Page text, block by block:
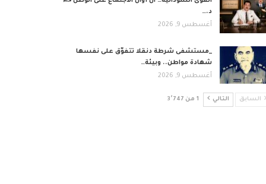
د.…
أغسطس 9, 2026
_مستشفى شرطة دنقلا تتفوّق على نفسها
شهادة مواطن.. وبيئة…
أغسطس 9, 2026
السابق التالي 1 من 3٬747